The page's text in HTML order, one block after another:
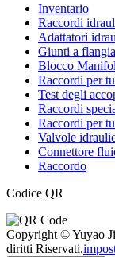
Inventario
Raccordi
Adattatori
Giunti a
Blocco
Raccordi per
Test degli
Raccordi
Raccordi per
Valvole
Connettore
Raccordo
Codice QR
Copyright © Yuyao
diritti Riservati.